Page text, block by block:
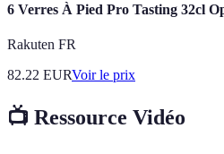
6 Verres À Pied Pro Tasting 32cl
Rakuten FR
82.22 EURVoir le prix
📺 Ressource Vidéo